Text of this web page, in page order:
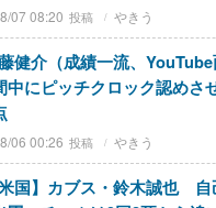
07 08:20 やきう
健介（成績一流、
中にピッチクロック認め
06 00:26 やきう
米国】カブス・鈴木誠也